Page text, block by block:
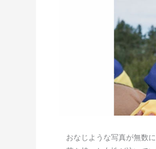
おなじような写真が無数に